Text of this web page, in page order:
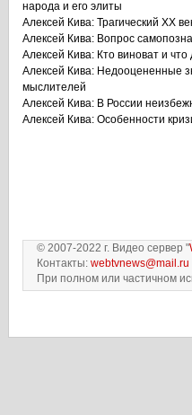
народа и его элиты
Алексей Кива: Трагический XX
Алексей Кива: Вопрос
Алексей Кива: Кто виноват и что
Алексей Кива: Недооцененные
мыслителей
Алексей Кива: В России
Алексей Кива: Особенности
© 2007-2022 г. Видео сервер "
Контакты: webtvnews@mail.ru
При полном или частичном